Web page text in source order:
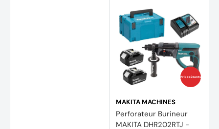
Prix coûtants
MAKITA MACHINES
Perforateur Burineur
MAKITA DHR202RTJ -